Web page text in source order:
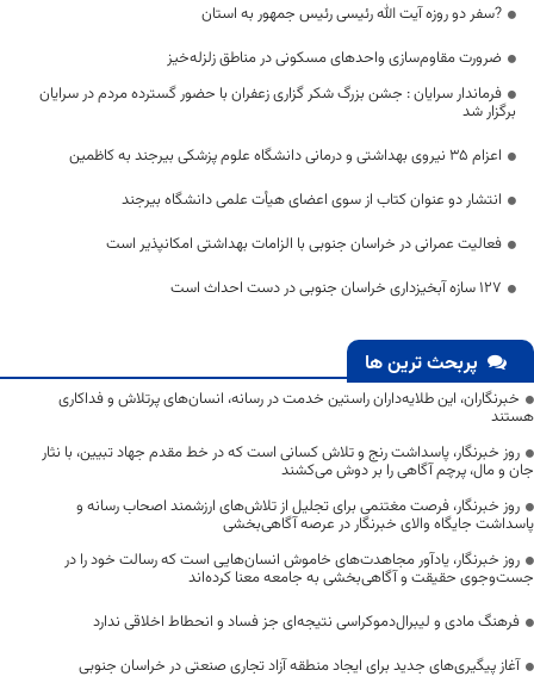
?سفر دو روزه آیت الله رئیسی رئیس جمهور به استان
ضرورت مقاوم‌سازی واحدهای مسکونی در مناطق زلزله‌خیز
فرماندار سرایان : جشن بزرگ شکر گزاری زعفران با حضور گسترده مردم در سرایان
برگزار شد
اعزام 35 نیروی بهداشتی و درمانی دانشگاه علوم پزشکی بیرجند به کاظمین
انتشار دو عنوان کتاب از سوی اعضای هیأت علمی دانشگاه بیرجند
فعالیت‌ عمرانی در خراسان جنوبی با الزامات بهداشتی امکانپذیر است
۱۲۷ سازه آبخیزداری خراسان جنوبی در دست احداث است
پربحث ترین ها
خبرنگاران، این طلایه‌داران راستین خدمت در رسانه، انسان‌های پرتلاش و فداکاری
هستند
روز خبرنگار، پاسداشت رنج و تلاش کسانی است که در خط مقدم جهاد تبیین، با نثار
جان و مال، پرچم آگاهی را بر دوش می‌کشند
روز خبرنگار، فرصت مغتنمی برای تجلیل از تلاش‌های ارزشمند اصحاب رسانه و
پاسداشت جایگاه والای خبرنگار در عرصه آگاهی‌بخشی
روز خبرنگار، یادآور مجاهدت‌های خاموش انسان‌هایی است که رسالت خود را در
جست‌وجوی حقیقت و آگاهی‌بخشی به جامعه معنا کرده‌اند
فرهنگ مادی و لیبرال‌دموکراسی نتیجه‌ای جز فساد و انحطاط اخلاقی ندارد
آغاز پیگیری‌های جدید برای ایجاد منطقه آزاد تجاری صنعتی در خراسان جنوبی